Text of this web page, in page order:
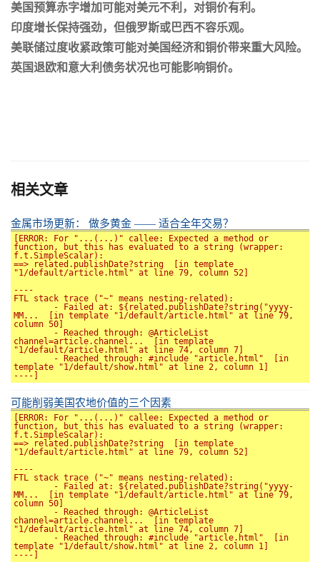
美国预算赤字增加可能对美元不利，对铜价有利。
印度增长保持强劲，但俄罗斯或巴西不容乐观。
美联储过度收紧政策可能对美国经济和铜价带来重大风险。
英国退欧和意大利债务状况也可能影响铜价。
相关文章
金属市场更新： 做多黄金 —— 适合全年交易？
[ERROR: For "...(...)" callee: Expected a method or
function, but this has evaluated to a string (wrapper:
f.t.SimpleScalar):
==> related.publishDate?string  [in template
"1/default/article.html" at line 79, column 52]
----
FTL stack trace ("~" means nesting-related):
MM...  [in template "1/default/article.html" at line 79,
column 50]
channel=article.channel...  [in template
"1/default/article.html" at line 74, column 7]
template "1/default/show.html" at line 2, column 1]
可能削弱美国农地价值的三个因素
[ERROR: For "...(...)" callee: Expected a method or
function, but this has evaluated to a string (wrapper:
f.t.SimpleScalar):
==> related.publishDate?string  [in template
"1/default/article.html" at line 79, column 52]
----
FTL stack trace ("~" means nesting-related):
MM...  [in template "1/default/article.html" at line 79,
column 50]
channel=article.channel...  [in template
"1/default/article.html" at line 74, column 7]
template "1/default/show.html" at line 2, column 1]